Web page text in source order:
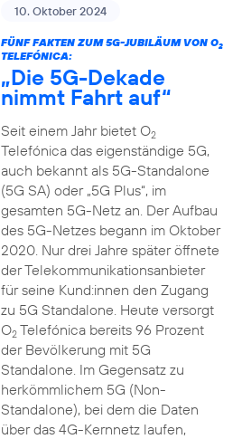
10. Oktober 2024
FÜNF FAKTEN ZUM 5G-JUBILÄUM VON O2
TELEFÓNICA:
„Die 5G-Dekade
nimmt Fahrt auf“
Seit einem Jahr bietet O2
Telefónica das eigenständige 5G,
auch bekannt als 5G-Standalone
(5G SA) oder „5G Plus“, im
gesamten 5G-Netz an. Der Aufbau
des 5G-Netzes begann im Oktober
2020. Nur drei Jahre später öffnete
der Telekommunikationsanbieter
für seine Kund:innen den Zugang
zu 5G Standalone. Heute versorgt
O2Telefónica bereits 96 Prozent
der Bevölkerung mit 5G
Standalone. Im Gegensatz zu
herkömmlichem 5G (Non-
Standalone), bei dem die Daten
über das 4G-Kernnetz laufen,